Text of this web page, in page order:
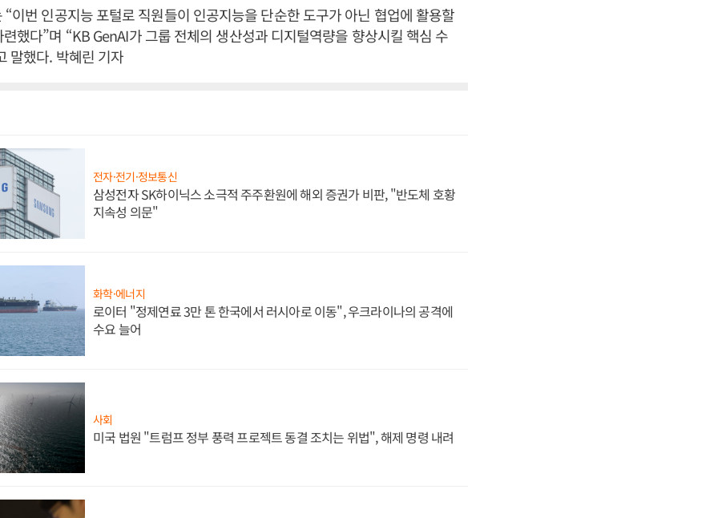
이번 인공지능 포털로 직원들이 인공지능을 단순한 도구가 아닌 협업에 활용할
했다”며 “KB GenAI가 그룹 전체의 생산성과 디지털역량을 향상시킬 핵심 수
말했다. 박혜린 기자
전자·전기·정보통신
삼성전자 SK하이닉스 소극적 주주환원에 해외 증권가 비판, "반도체 호황
지속성 의문"
화학·에너지
로이터 "정제연료 3만 톤 한국에서 러시아로 이동", 우크라이나의 공격에
수요 늘어
사회
미국 법원 "트럼프 정부 풍력 프로젝트 동결 조치는 위법", 해제 명령 내려